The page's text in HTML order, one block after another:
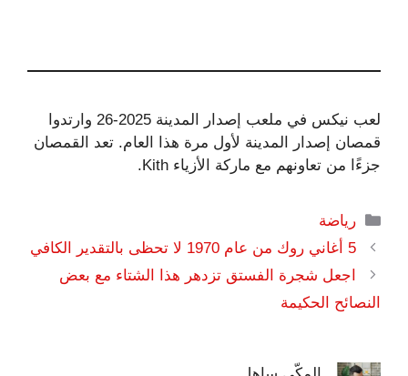
لعب نيكس في ملعب إصدار المدينة 2025-26 وارتدوا
قمصان إصدار المدينة لأول مرة هذا العام. تعد القمصان
جزءًا من تعاونهم مع ماركة الأزياء Kith.
التصنيفات
رياضة
5 أغاني روك من عام 1970 لا تحظى بالتقدير الكافي
اجعل شجرة الفستق تزدهر هذا الشتاء مع بعض
النصائح الحكيمة